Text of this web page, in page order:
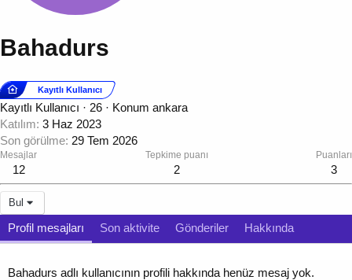
Bahadurs
Kayıtlı Kullanıcı
Kayıtlı Kullanıcı · 26 · Konum ankara
Katılım 3 Haz 2023
Son görülme 29 Tem 2026
Mesajlar
12
Tepkime puanı
2
Puanları
3
Bul
Profil mesajları Son aktivite Gönderiler Hakkında
Bahadurs adlı kullanıcının profili hakkında henüz mesaj yok.